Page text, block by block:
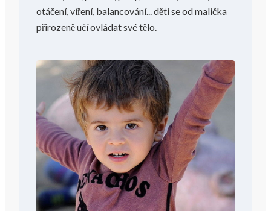
otáčení, víření, balancování... děti se od malička
přirozeně učí ovládat své tělo.